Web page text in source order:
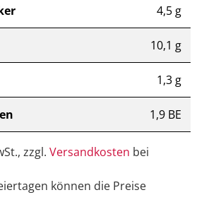
4,5 g
10,1 g
1,3 g
1,9 BE
zzgl. Versandkosten bei
können die Preise